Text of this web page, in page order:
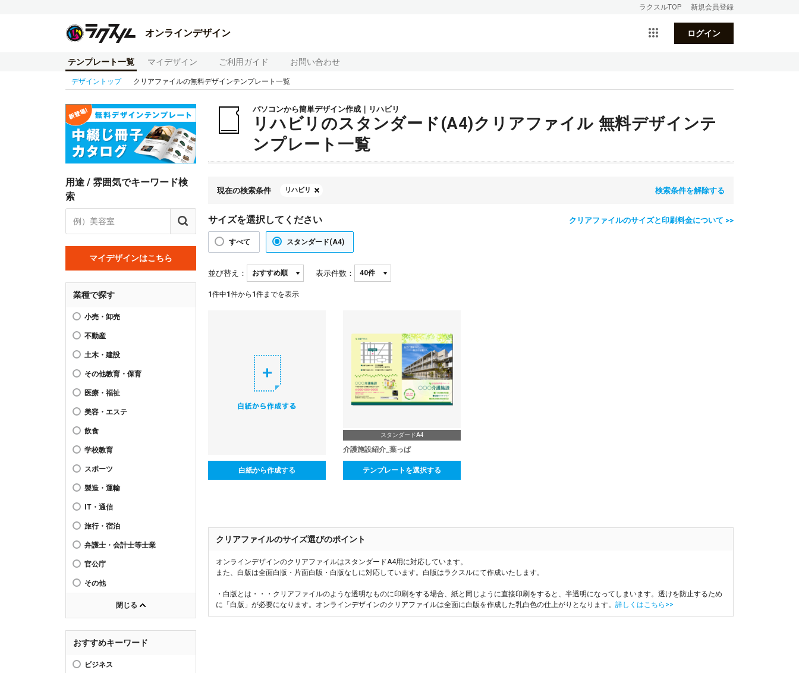
ラクスルTOP 新規会員登録
オンラインデザイン ログイン
テンプレート一覧 マイデザイン ご利用ガイド お問い合わせ
デザイントップ クリアファイルの無料デザインテンプレート一覧
用途 / 雰囲気でキーワード検
索
マイデザインはこちら
業種で探す
小売・卸売
不動産
土木・建設
その他教育・保育
医療・福祉
美容・エステ
飲食
学校教育
スポーツ
製造・運輸
IT・通信
旅行・宿泊
弁護士・会計士等士業
官公庁
その他
閉じる
おすすめキーワード
ビジネス
パソコンから簡単デザイン作成｜リハビリ
リハビリのスタンダード(A4)クリアファイル 無料デザインテ
ンプレート一覧
現在の検索条件 リハビリ 検索条件を解除する
サイズを選択してください クリアファイルのサイズと印刷料金について >>
すべて スタンダード(A4)
並び替え： 表示件数：
1 件中1 件から 1 件までを表示
白紙から作成する
スタンダードA4
介護施設紹介_葉っぱ
テンプレートを選択する
クリアファイルのサイズ選びのポイント
オンラインデザインのクリアファイルはスタンダードA4用に対応しています。
また、白版は全面白版・片面白版・白版なしに対応しています。白版はラクスルにて作成いたします。
・白版とは・・・クリアファイルのような透明なものに印刷をする場合、紙と同じように直接印刷をすると、半透明になってしまいます。透けを防止するため
に「白版」が必要になります。オンラインデザインのクリアファイルは全面に白版を作成した乳白色の仕上がりとなります。 詳しくはこちら>>